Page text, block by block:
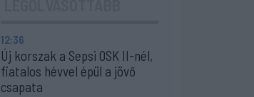
12:36
Új korszak a Sepsi OSK II-nél,
fiatalos hévvel épül a jövő
csapata